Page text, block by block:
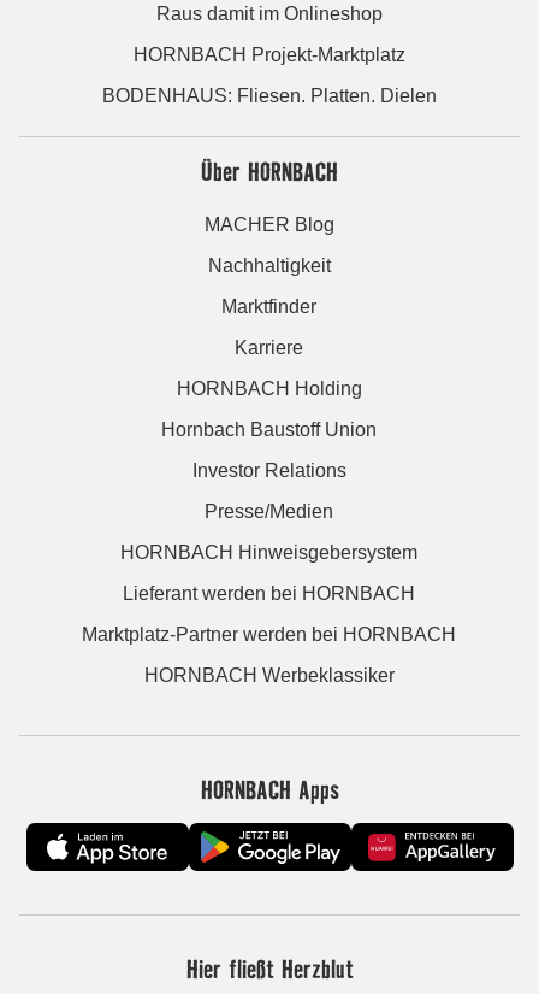
Raus damit im Onlineshop
HORNBACH Projekt-Marktplatz
BODENHAUS: Fliesen. Platten. Dielen
Über HORNBACH
MACHER Blog
Nachhaltigkeit
Marktfinder
Karriere
HORNBACH Holding
Hornbach Baustoff Union
Investor Relations
Presse/Medien
HORNBACH Hinweisgebersystem
Lieferant werden bei HORNBACH
Marktplatz-Partner werden bei HORNBACH
HORNBACH Werbeklassiker
HORNBACH Apps
Hier fließt Herzblut